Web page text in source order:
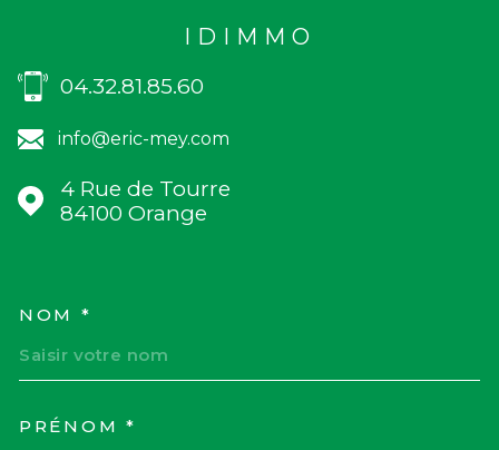
IDIMMO
04.32.81.85.60
info@eric-mey.com
4 Rue de Tourre
84100
Orange
NOM *
PRÉNOM *